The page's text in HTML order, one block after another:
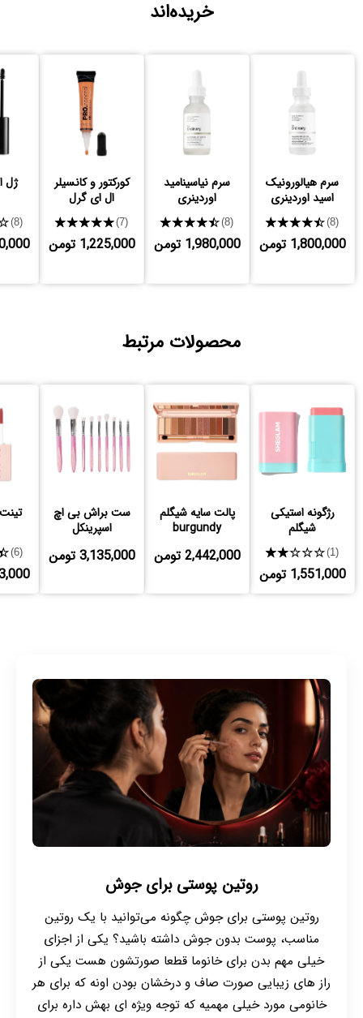
خریده‌اند
سرم هیالورونیک
اسید اوردینری
★★★★★(8)
1,800,000 تومن
سرم نیاسینامید
اوردینری
★★★★★(8)
1,980,000 تومن
کورکتور و کانسیلر
ال ای گرل
★★★★★(7)
1,225,000 تومن
ژل
(8)
محصولات مرتبط
رژگونه استیکی
شیگلم
★★★★★(1)
1,551,000 تومن
پالت سایه شیگلم
burgundy
2,442,000 تومن
ست براش بی اچ
اسپرینکل
3,135,000 تومن (6)
روتین پوستی برای جوش
روتین پوستی برای جوش چگونه می‌توانید با یک روتین
مناسب، پوست بدون جوش داشته باشید؟ یکی از اجزای
خیلی مهم بدن برای خانوما قطعا صورتشون هست یکی از
راز های زیبایی صورت صاف و درخشان بودن اونه که برای هر
خانومی مورد خیلی مهمیه که توجه ویژه ای بهش داره برای